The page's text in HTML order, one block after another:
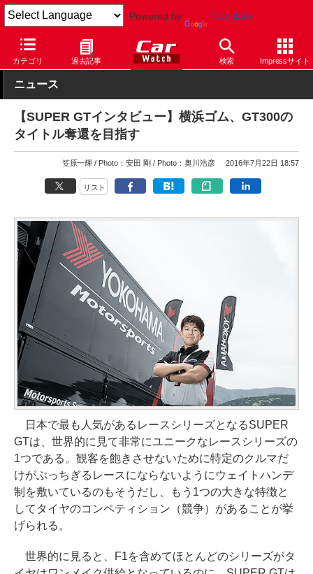
Powered by Translate
カテゴリ 過去記事 検索 Impressサイト
Car Watch タイヤ 横浜ゴム
ニュース
【SUPER GTインタビュー】横浜ゴム、GT300の
タイトル奪還を目指す
笠原一輝 Photo：安田 剛 Photo：奥川浩彦 2016年7月22日 18:57
リスト
日本で最も人気があるレースシリーズとなるSUPER
GTは、世界的に見て非常にユニークなレースシリーズの
1つである。観客を飽きさせないために特定のクルマだ
けがぶっちぎるレースにならないようにウェイトハンデ
制を敷いているのもそうだし、もう1つの大きな特徴と
してタイヤのコンペティション（競争）があることが挙
げられる。
世界的に見ると、F1を含めてほとんどのシリーズがタ